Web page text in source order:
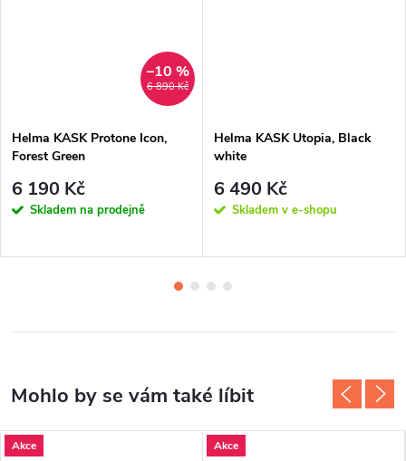
6 890 Kč
–10 %
Helma KASK Protone Icon,
Forest Green
6 190 Kč
Skladem na prodejně
Helma KASK Utopia, Black
white
6 490 Kč
Skladem v e-shopu
Akce Akce